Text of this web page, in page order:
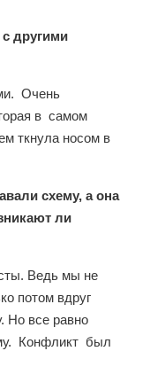
другими
Очень
в самом
ткнула носом в
схему, а она
ли
Ведь мы не
потом вдруг
Но все равно
Конфликт был